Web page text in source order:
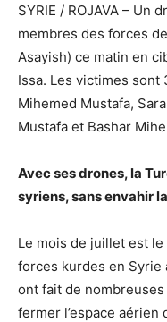
SYRIE / ROJAVA – Un
membres des forces
Asayish) ce matin en
Issa. Les victimes sont
Mihemed Mustafa,
Mustafa et Bashar
Avec ses drones, la
syriens, sans envahir
Le mois de juillet est
forces kurdes en Syrie
ont fait de
fermer l’espace aérien